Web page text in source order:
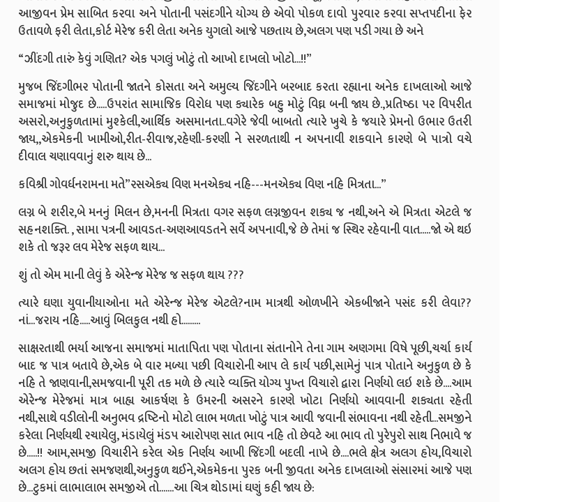
આજીવન પ્રેમ સાબિત કરવા અને પોતાની પસંદગીને યોગ્ય છે એવો પોકળ દાવો પુરવાર કરવા સપ્તપદીના ફેર
ઉતાવળે ફરી લેતા,કોર્ટ મેરેજ કરી લેતા અનેક યુગલો આજે પછતાય છે,અલગ પણ પડી ગયા છે અને
“ઝીંદગી તારું કેવું ગણિત? એક પગલું ખોટું તો આખો દાખલો ખોટો...!!”
મુજબ જિંદગીભર પોતાની જાતને કોસતા અને અમુલ્ય જિંદગીને બરબાદ કરતા રહ્યાના અનેક દાખલાઓ આજે
સમાજમાં મોજુદ છે.....ઉપરાંત સામાજિક વિરોધ પણ ક્યારેક બહુ મોટું વિઘ્ન બની જાય છે.,પ્રતિષ્ઠા પર વિપરીત
અસરો,અનુકુળતામાં મુશ્કેલી,આર્થિક અસમાનતા..વગેરે જેવી બાબતો ત્યારે ખુચે કે જયારે પ્રેમનો ઉભાર ઉતરી
જાય,,એકમેકની ખામીઓ,રીત-રીવાજ,રહેણી-કરણી ને સરળતાથી ન અપનાવી શકવાને કારણે બે પાત્રો વચે
દીવાલ ચણાવવાનું શરુ થાય છે...
કવિશ્રી ગોવર્ધનરામના મતે”રસએક્ય વિણ મનએક્ય નહિ---મનએક્ય વિણ નહિ મિત્રતા...”
લગ્ન બે શરીર,બે મનનું મિલન છે,મનની મિત્રતા વગર સફળ લગ્નજીવન શક્ય જ નથી,અને એ મિત્રતા એટલે જ
સહનશક્તિ. , સામા પત્રની આવડત-અણઆવડતને સર્વે અપનાવી,જે છે તેમાં જ સ્થિર રહેવાની વાત.....જો એ થઇ
શકે તો જરૂર લવ મેરેજ સફળ થાય...
શું તો એમ માની લેવું કે એરેન્જ મેરેજ જ સફળ થાય ???
ત્યારે ઘણા યુવાનીયાઓના મતે એરેન્જ મેરેજ એટલે?નામ માત્રથી ઓળખીને એકબીજાને પસંદ કરી લેવા??
નાં...જરાય નહિ.....આવું બિલકુલ નથી હો.........
સાક્ષરતાથી ભર્યા આજના સમાજમાં માતાપિતા પણ પોતાના સંતાનોને તેના ગામ અણગમા વિષે પૂછી,ચર્ચા કાર્ય
બાદ જ પાત્ર બતાવે છે,એક બે વાર મળ્યા પછી વિચારોની આપ લે કાર્ય પછી,સામેનું પાત્ર પોતાને અનુકુળ છે કે
નહિ તે જાણવાની,સમજવાની પૂરી તક મળે છે ત્યારે વ્યક્તિ યોગ્ય પુખ્ત વિચારો દ્વારા નિર્ણયો લઇ શકે છે....આમ
એરેન્જ મેરેજમાં માત્ર બાહ્ય આકર્ષણ કે ઉમરની અસરને કારણે ખોટા નિર્ણયો આવવાની શક્યતા રહેતી
નથી,સાથે વડીલોની અનુભવ દ્રષ્ટિનો મોટો લાભ મળતા ખોટું પાત્ર આવી જવાની સંભાવના નથી રહેતી...સમજીને
કરેલા નિર્ણયથી રચાયેલુ, મંડાયેલું મંડપ આરોપણ સાત ભાવ નહિ તો છેવટે આ ભાવ તો પુરેપુરો સાથ નિભાવે જ
છે.....!! આમ,સમજી વિચારીને કરેલ એક નિર્ણય આખી જિંદગી બદલી નાખે છે....ભલે ક્ષેત્ર અલગ હોય,વિચારો
અલગ હોય છતાં સમજણથી,અનુકુળ થઈને,એકમેકના પુરક બની જીવતા અનેક દાખલાઓ સંસારમાં આજે પણ
છે...ટુકમાં લાભાલાભ સમજીએ તો.......આ ચિત્ર થોડામાં ઘણું કહી જાય છે: